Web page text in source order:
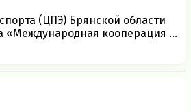
(ЦПЭ) Брянской области
«Международная кооперация ...